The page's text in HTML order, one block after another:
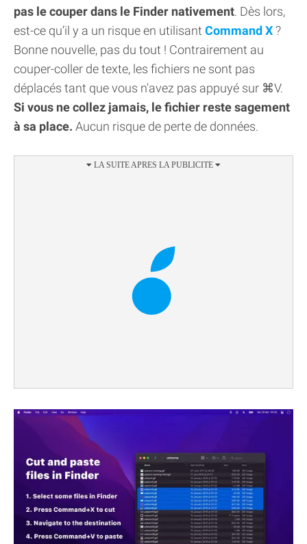
pas le couper dans le Finder nativement. Dès lors,
est-ce qu’il y a un risque en utilisant Command X?
Bonne nouvelle, pas du tout ! Contrairement au
couper-coller de texte, les fichiers ne sont pas
déplacés tant que vous n'avez pas appuyé sur ⌘V.
Si vous ne collez jamais, le fichier reste sagement
à sa place. Aucun risque de perte de données.